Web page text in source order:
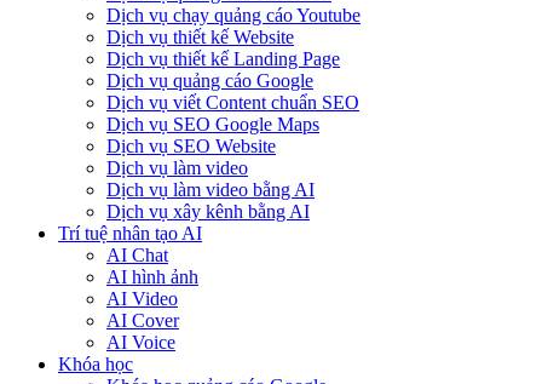
Dịch vụ chạy quảng cáo Youtube
Dịch vụ thiết kế Website
Dịch vụ thiết kế Landing Page
Dịch vụ quảng cáo Google
Dịch vụ viết Content chuẩn SEO
Dịch vụ SEO Google Maps
Dịch vụ SEO Website
Dịch vụ làm video
Dịch vụ làm video bằng AI
Dịch vụ xây kênh bằng AI
Trí tuệ nhân tạo AI
AI Chat
AI hình ảnh
AI Video
AI Cover
AI Voice
Khóa học